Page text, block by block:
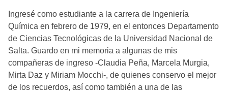
Ingresé como estudiante a la carrera de Ingeniería
Química en febrero de 1979, en el entonces Departamento
de Ciencias Tecnológicas de la Universidad Nacional de
Salta. Guardo en mi memoria a algunas de mis
compañeras de ingreso -Claudia Peña, Marcela Murgia,
Mirta Daz y Miriam Mocchi-, de quienes conservo el mejor
de los recuerdos, así como también a una de las